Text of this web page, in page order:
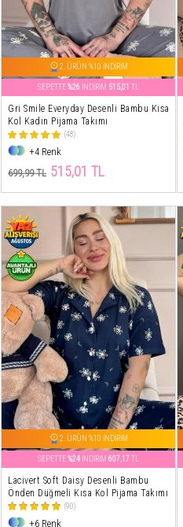
2. ÜRÜN %10 İNDİRİM
SEPETTE%26 İNDİRİM 515,01 TL
Gri Smile Everyday Desenli Bambu Kısa
Kol Kadın Pijama Takımı
(48)
+4 Renk
699,99 TL 515,01 TL
2. ÜRÜN %10 İNDİRİM
SEPETTE%24 İNDİRİM 607,17TL
Lacivert Soft Daisy Desenli Bambu
Önden Düğmeli Kısa Kol Pijama Takımı
(90)
+6 Renk